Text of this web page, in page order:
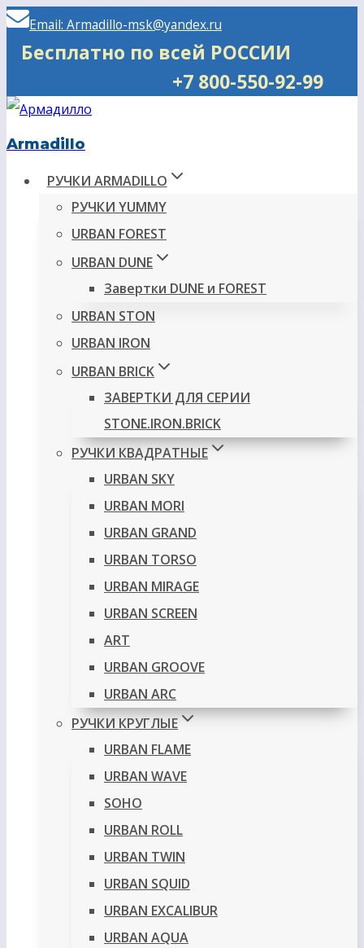
Перейти
Email: Armadillo-msk@yandex.ru
Бесплатно по всей РОССИИ
+7 800-550-92-99
Armadillo
РУЧКИ ARMADILLO
РУЧКИ YUMMY
URBAN FOREST
URBAN DUNE
Завертки DUNE и FOREST
URBAN STON
URBAN IRON
URBAN BRICK
ЗАВЕРТКИ ДЛЯ СЕРИИ
STONE.IRON.BRICK
РУЧКИ КВАДРАТНЫЕ
URBAN SKY
URBAN MORI
URBAN GRAND
URBAN TORSO
URBAN MIRAGE
URBAN SCREEN
ART
URBAN GROOVE
URBAN ARC
РУЧКИ КРУГЛЫЕ
URBAN FLAME
URBAN WAVE
SOHO
URBAN ROLL
URBAN TWIN
URBAN SQUID
URBAN EXCALIBUR
URBAN AQUA